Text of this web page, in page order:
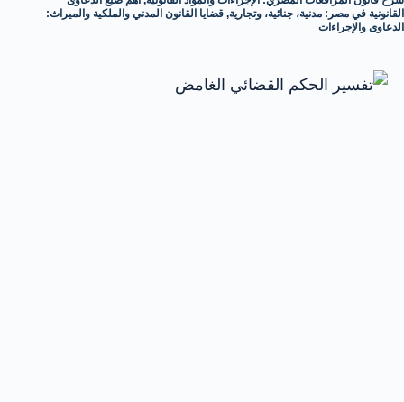
القانونية في مصر: مدنية، جنائية، وتجارية, قضايا القانون المدني والملكية والميراث:
الدعاوى والإجراءات